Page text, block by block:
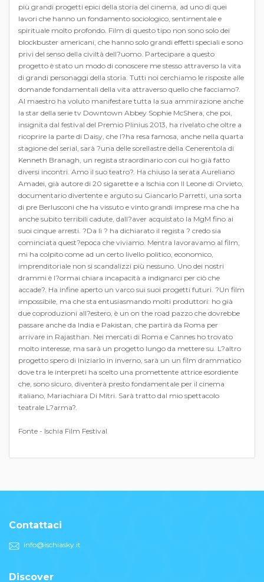
più grandi progetti epici della storia del cinema, ad uno di quei
lavori che hanno un fondamento sociologico, sentimentale e
spirituale molto profondo. Film di questo tipo non sono solo dei
blockbuster americani, che hanno solo grandi effetti speciali e sono
privi del senso della civiltà dell?uomo. Partecipare a questo
progetto è stato un modo di conoscere me stesso attraverso la vita
di grandi personaggi della storia. Tutti noi cerchiamo le risposte alle
domande fondamentali della vita attraverso quello che facciamo?.
Al maestro ha voluto manifestare tutta la sua ammirazione anche
la star della serie tv Downtown Abbey Sophie McShera, che poi,
insignita dal festival del Premio Plinius 2013, ha rivelato che oltre a
ricoprire la parte di Daisy, che l?ha resa famosa, anche nella quarta
stagione del serial, sarà ?una delle sorellastre della Cenerentola di
Kenneth Branagh, un regista straordinario con cui ho già fatto
diversi incontri. Amo il suo teatro?. Ha chiuso la serata Aureliano
Amadei, già autore di 20 sigarette e a Ischia con Il Leone di Orvieto,
documentario divertente e arguto su Giancarlo Parretti, una sorta
di pre Berlusconi che ha vissuto e vinto grandi imprese ma che ha
anche subito terribili cadute, dall?aver acquistato la MgM fino ai
suoi cinque arresti. ?Da lì ? ha dichiarato il regista ? credo sia
cominciata quest?epoca che viviamo. Mentra lavoravamo al film,
mi ha colpito come ad un certo livello politico, economico,
imprenditoriale non si scandalizzi più nessuno. Uno dei nostri
drammi è l?ormai chiara incapacità a indignarci per ciò che
accade?. Ha infine aperto un varco sui suoi progetti futuri. ?Un film
impossibile, ma che sta entusiasmando molti produttori: ho già
due coproduzioni all?estero, è un on the road pazzo che dovrebbe
passare anche da India e Pakistan, che partirà da Roma per
arrivare in Rajasthan. Nei mercati di Roma e Cannes ho trovato
molto interesse, ma sarà un progetto lungo da mettere su. L?altro
progetto spero di iniziarlo in inverno, sarà un un film drammatico
dove tra le interpreti ha scelto una promettente attrice esordiente
che, sono sicuro, diventerà presto fondamentale per il cinema
italiano, Mariachiara Di Mitri. Sarà tratto dal mio spettacolo
teatrale L?arma?.
Fonte - Ischia Film Festival
Contattaci
info@ischiasky.it
Discover